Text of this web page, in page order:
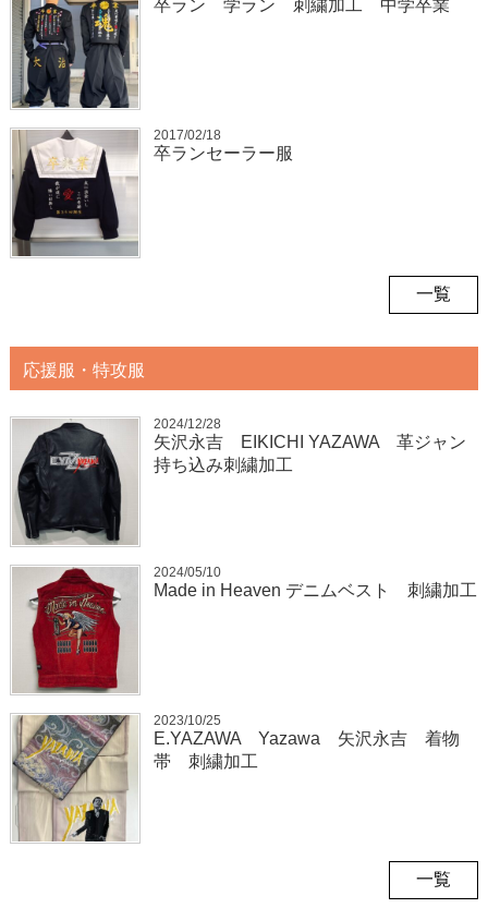
卒ラン 学ラン 刺繍加工 中学卒業
2017/02/18
卒ランセーラー服
一覧
応援服・特攻服
2024/12/28
矢沢永吉 EIKICHI YAZAWA 革ジャン
持ち込み刺繍加工
2024/05/10
Made in Heaven デニムベスト 刺繍加工
2023/10/25
E.YAZAWA Yazawa 矢沢永吉 着物
帯 刺繍加工
一覧